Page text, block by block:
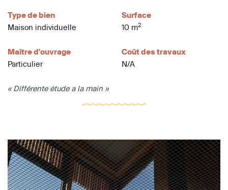
Type de bien
Maison individuelle
Surface
10 m2
Maître d'ouvrage
Particulier
Coût des travaux
N/A
« Différente étude a la main »